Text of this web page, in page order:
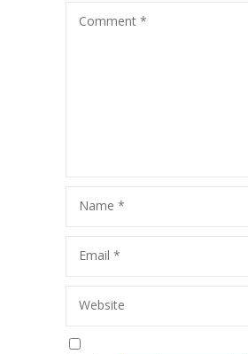
Comment *
Name *
Email *
Website